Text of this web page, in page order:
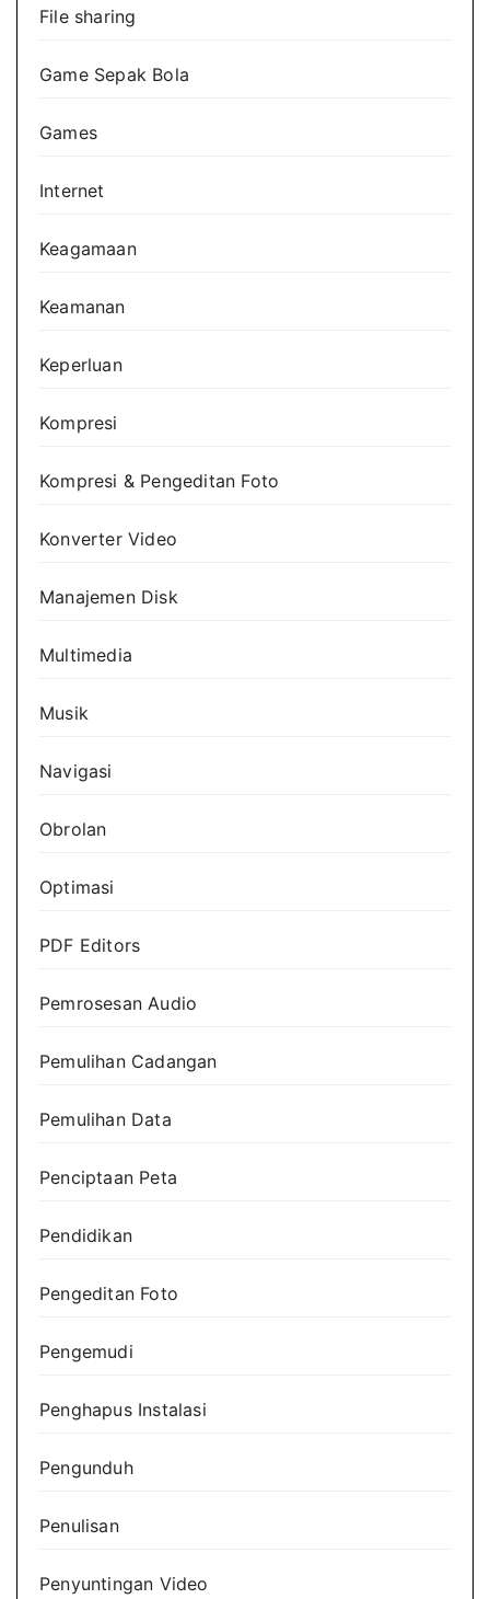
File sharing
Game Sepak Bola
Games
Internet
Keagamaan
Keamanan
Keperluan
Kompresi
Kompresi & Pengeditan Foto
Konverter Video
Manajemen Disk
Multimedia
Musik
Navigasi
Obrolan
Optimasi
PDF Editors
Pemrosesan Audio
Pemulihan Cadangan
Pemulihan Data
Penciptaan Peta
Pendidikan
Pengeditan Foto
Pengemudi
Penghapus Instalasi
Pengunduh
Penulisan
Penyuntingan Video